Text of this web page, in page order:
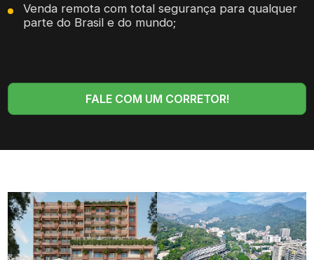
Venda remota com total segurança para qualquer
parte do Brasil e do mundo;
FALE COM UM CORRETOR!